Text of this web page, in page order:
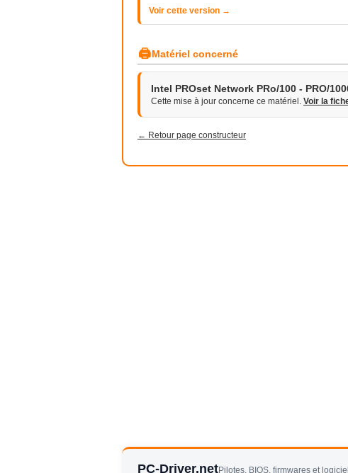
Voir cette version →
🖨Matériel concerné
Intel PROset Network PRo/100 - PRO/
Cette mise à jour concerne ce matériel. Voir la
← Retour page constructeur
PC-Driver.netPilotes, BIOS, firmwares et